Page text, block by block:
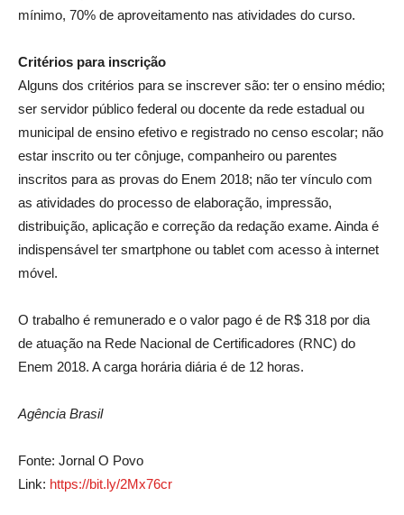
mínimo, 70% de aproveitamento nas atividades do curso.
Critérios para inscrição
Alguns dos critérios para se inscrever são: ter o ensino médio;
ser servidor público federal ou docente da rede estadual ou
municipal de ensino efetivo e registrado no censo escolar; não
estar inscrito ou ter cônjuge, companheiro ou parentes
inscritos para as provas do Enem 2018; não ter vínculo com
as atividades do processo de elaboração, impressão,
distribuição, aplicação e correção da redação exame. Ainda é
indispensável ter smartphone ou tablet com acesso à internet
móvel.
O trabalho é remunerado e o valor pago é de R$ 318 por dia
de atuação na Rede Nacional de Certificadores (RNC) do
Enem 2018. A carga horária diária é de 12 horas.
Agência Brasil
Fonte: Jornal O Povo
Link: https://bit.ly/2Mx76cr